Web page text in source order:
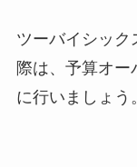
ツーバイシック
際は、予算オ
に行いましょう。